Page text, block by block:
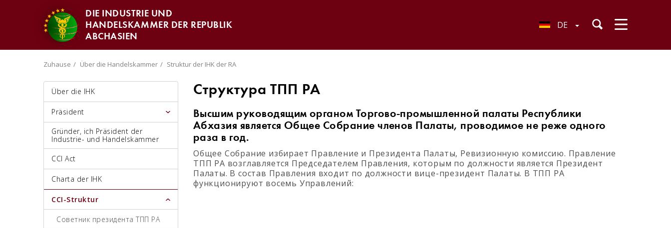
DIE INDUSTRIE UND
HANDELSKAMMER DER REPUBLIK
ABCHASIEN
DE
Zuhause Über die Handelskammer Struktur der IHK der RA
Über die IHK
Präsident
Gründer, ich Präsident der
Industrie- und Handelskammer
CCI Act
Charta der IHK
CCI-Struktur
Советник президента ТПП РА
Структура ТПП РА
Высшим руководящим органом Торгово-промышленной палаты Республики
Абхазия является Общее Собрание членов Палаты, проводимое не реже одного
раза в год.
Общее Собрание избирает Правление и Президента Палаты, Ревизионную комиссию. Правление
ТПП РА возглавляется Председателем Правления, которым по должности является Президент
Палаты. В состав Правления входит по должности вице-президент Палаты. В ТПП РА
функционируют восемь Управлений: